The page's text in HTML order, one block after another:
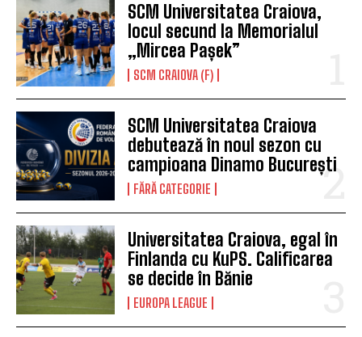
SCM Universitatea Craiova,
locul secund la Memorialul
„Mircea Pașek”
SCM CRAIOVA (F)
SCM Universitatea Craiova
debutează în noul sezon cu
campioana Dinamo București
FĂRĂ CATEGORIE
Universitatea Craiova, egal în
Finlanda cu KuPS. Calificarea
se decide în Bănie
EUROPA LEAGUE